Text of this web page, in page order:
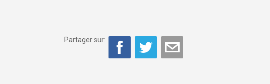
Partager sur: